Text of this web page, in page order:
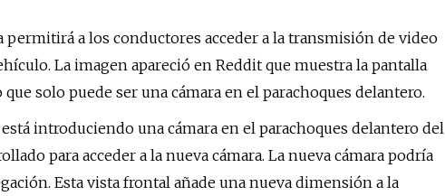
a los conductores acceder a la transmisión de video
La imagen apareció en Reddit que muestra la pantalla
solo puede ser una cámara en el parachoques delantero.
introduciendo una cámara en el parachoques delantero del
para acceder a la nueva cámara. La nueva cámara podría
Esta vista frontal añade una nueva dimensión a la